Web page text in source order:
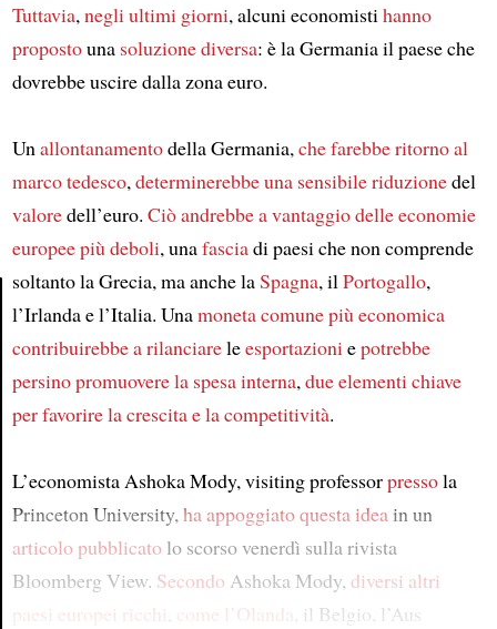
Article
Tuttavia,negli ultimi giorni, alcuni economistihanno
propostouna soluzione diversa: è la Germania il paese che
dovrebbe uscire dalla zona euro.
Unallontanamentodella Germania,che farebbe ritorno al
marco tedesco,determinerebbe una sensibile riduzionedel
valoredell’euro. Ciò andrebbe a vantaggio delle economie
europee più deboli, unafasciadi paesi che non comprende
soltanto la Grecia, ma anche laSpagna, ilPortogallo,
l’Irlanda e l’Italia. Unamoneta comune più economica
contribuirebbe a rilanciareleesportazioniepotrebbe
persino promuovere la spesa interna,due elementi chiave
per favorire la crescita e la competitività.
L’economista Ashoka Mody, visiting professorpressola
Princeton University,ha appoggiato questa ideain un
articolo pubblicatolo scorso venerdì sulla rivista
Bloomberg View. Secondo Ashoka Mody, diversi altri
paesi europei ricchi
come l’Olanda , il Belgio, l’Aus